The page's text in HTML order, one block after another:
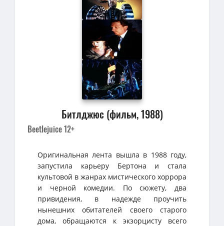
Битлджюс (фильм, 1988)
Beetlejuice 12+
Оригинальная лента вышла в 1988 году,
запустила карьеру Бертона и стала
культовой в жанрах мистического хоррора
и черной комедии. По сюжету, два
привидения, в надежде проучить
нынешних обитателей своего старого
дома, обращаются к экзорцисту всего